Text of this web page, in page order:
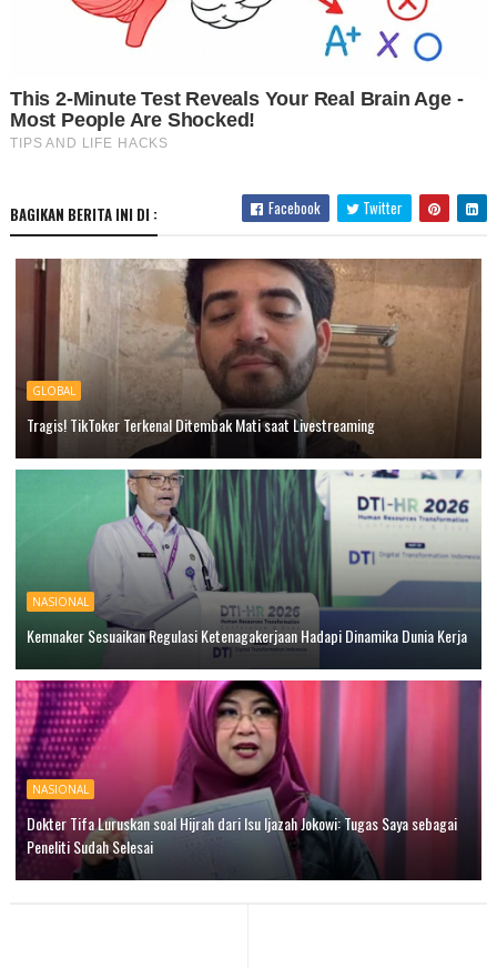
BAGIKAN BERITA INI DI : Facebook Twitter
GLOBAL
Tragis! TikToker Terkenal Ditembak Mati saat Livestreaming
NASIONAL
Kemnaker Sesuaikan Regulasi Ketenagakerjaan Hadapi Dinamika Dunia Kerja
NASIONAL
Dokter Tifa Luruskan soal Hijrah dari Isu Ijazah Jokowi: Tugas Saya sebagai
Peneliti Sudah Selesai